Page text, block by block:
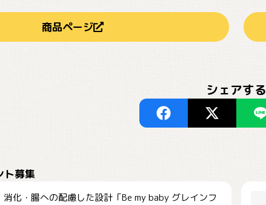
商品ページ
シェアする
ト募集
消化・腸への配慮した設計「Be my baby グレインフ